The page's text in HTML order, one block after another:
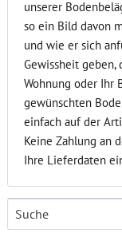
unserer
so ein Bild davon
und wie er sich
Gewissheit geben,
Wohnung oder Ihr
gewünschten
einfach auf der
Keine Zahlung an
Ihre Lieferdaten